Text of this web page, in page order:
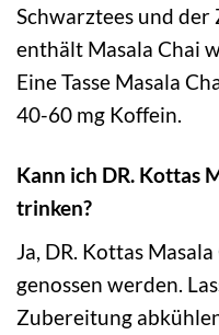
Schwarztees und der
enthält Masala Chai
Eine Tasse Masala
40-60 mg Koffein.
Kann ich DR. Kottas
trinken?
Ja, DR. Kottas
genossen werden.
Zubereitung